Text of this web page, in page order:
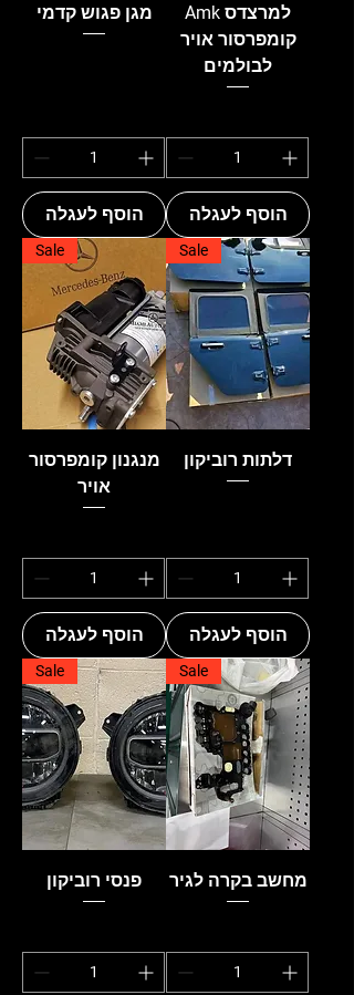
מגן פגוש קדמי
הוסף לעגלה
Amk למרצדס
קומפרסור אויר
לבולמים
הוסף לעגלה
Sale
מנגנון קומפרסור
אויר
הוסף לעגלה
Sale
דלתות רוביקון
הוסף לעגלה
Sale
פנסי רוביקון
Sale
מחשב בקרה לגיר